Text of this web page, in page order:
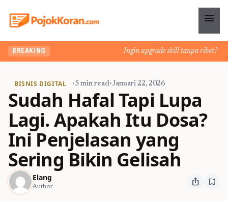
menu
BREAKING Ingin upgrade skill tanpa ribet?
BISNIS DIGITAL •5 min read•Januari 22, 2026
Sudah Hafal Tapi Lupa
Lagi. Apakah Itu Dosa?
Ini Penjelasan yang
Sering Bikin Gelisah
Elang
Author ios_share bookmark_add